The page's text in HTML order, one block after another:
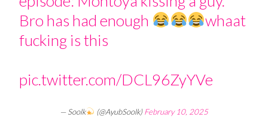
Bro has had enough
whaat
fucking is this
pic.twitter.com/DCL96ZyYVe
— Soolk (@AyubSoolk)February 10, 2025